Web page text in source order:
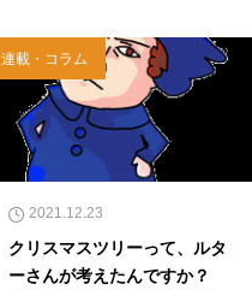
連載・コラム
2021.12.23
クリスマスツリーって、ルタ
ーさんが考えたんですか？